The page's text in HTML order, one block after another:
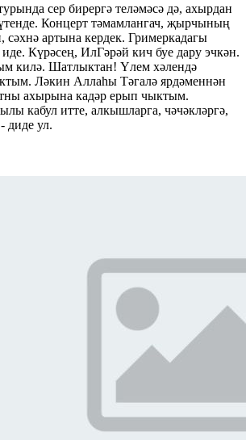
сер бирергә теләмәсә дә, ахырдан
Концерт тәмамлангач, җырчының
сәхнә артына кердек. Гримеркадагы
иде. Күрәсең, ИлГәрәй кич буе дару эчкән.
килә. Шатлыктан! Үлем хәлендә
Ләкин Аллаһы Тәгалә ярдәменнән
ахырына кадәр ерып чыктым.
кабул итте, алкышларга, чәчәкләргә,
диде ул.